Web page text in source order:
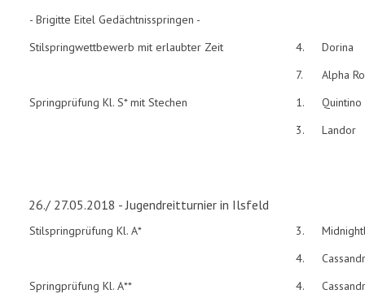
- Brigitte Eitel Gedächtnisspringen -
Stilspringwettbewerb mit erlaubter Zeit
4.
Dorina
7.
Alpha
Springprüfung Kl. S* mit Stechen
1.
Quintino
3.
Landor
26./ 27.05.2018 - Jugendreitturnier in Ilsfeld
Stilspringprüfung Kl. A* 3.
4.
Springprüfung Kl. A**
4.